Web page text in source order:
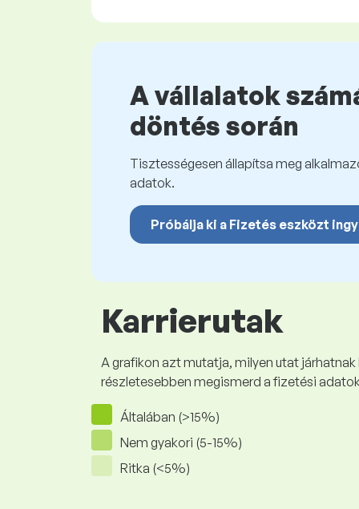
A vállalatok
döntés során
Tisztességesen állapítsa meg
adatok.
Próbálja ki a Fizetés eszközt
Karrierutak
A grafikon azt mutatja, milyen utat
részletesebben megismerd a fizetési
Általában (>15%)
Nem gyakori (5-15%)
Ritka (<5%)